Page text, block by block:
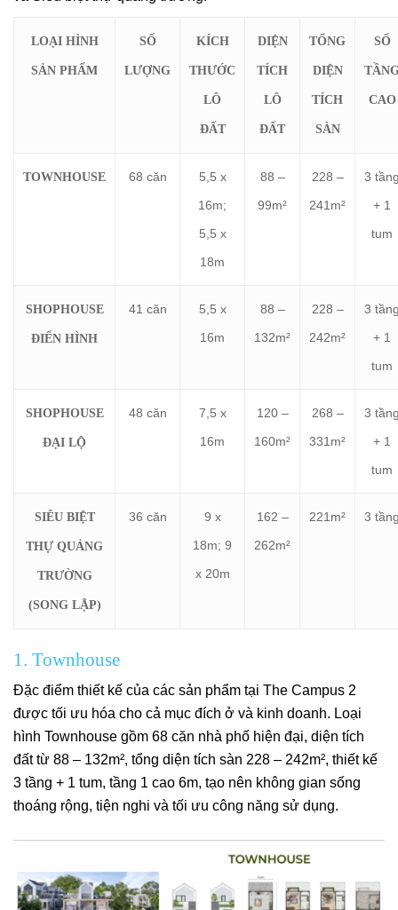
LOẠI HÌNH
SẢN PHẨM
SỐ
LƯỢNG
KÍCH
THƯỚC
LÔ
ĐẤT
DIỆN
TÍCH
LÔ
ĐẤT
TỔNG
DIỆN
TÍCH
SÀN
SỐ
CAO
TOWNHOUSE 68 căn
5,5 x
16m;
5,5 x
18m
88 –
99m²
228 –
241m²
3
+ 1
tum
SHOPHOUSE
ĐIỂN HÌNH
41 căn
5,5 x
16m
88 –
132m²
228 –
242m²
3
+ 1
tum
SHOPHOUSE
ĐẠI LỘ
48 căn
7,5 x
16m
120 –
160m²
268 –
331m²
3
+ 1
tum
SIÊU BIỆT
THỰ QUẢNG
TRƯỜNG
(SONG LẬP)
36 căn
9 x
18m; 9
x 20m
162 –
262m²
221m² 3
1. Townhouse
Đặc điểm thiết kế của các sản phẩm tại The Campus 2
được tối ưu hóa cho cả mục đích ở và kinh doanh. Loại
hình Townhouse gồm 68 căn nhà phố hiện đại, diện tích
đất từ 88 – 132m², tổng diện tích sàn 228 – 242m², thiết kế
3 tầng + 1 tum, tầng 1 cao 6m, tạo nên không gian sống
thoáng rộng, tiện nghi và tối ưu công năng sử dụng.